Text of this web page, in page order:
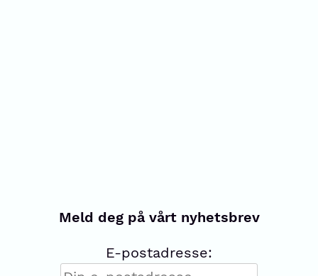
Meld deg på vårt nyhetsbrev
E-postadresse: